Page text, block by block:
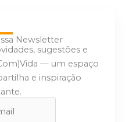
Newsletter
sugestões e
— um espaço
e inspiração